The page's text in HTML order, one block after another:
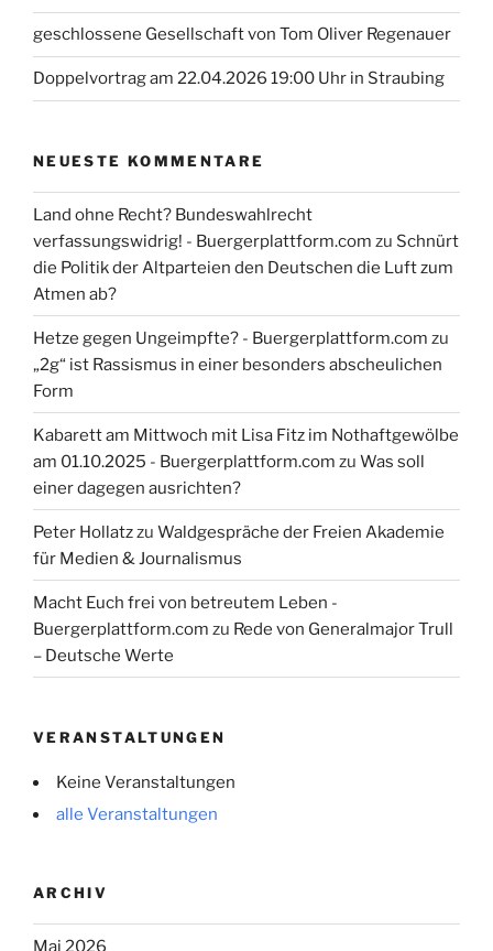
geschlossene Gesellschaft von Tom Oliver Regenauer
Doppelvortrag am 22.04.2026 19:00 Uhr in Straubing
NEUESTE KOMMENTARE
Land ohne Recht? Bundeswahlrecht
verfassungswidrig! - Buergerplattform.com zu Schnürt
die Politik der Altparteien den Deutschen die Luft zum
Atmen ab?
Hetze gegen Ungeimpfte? - Buergerplattform.com zu
„2g“ ist Rassismus in einer besonders abscheulichen
Form
Kabarett am Mittwoch mit Lisa Fitz im Nothaftgewölbe
am 01.10.2025 - Buergerplattform.com zu Was soll
einer dagegen ausrichten?
Peter Hollatzzu Waldgespräche der Freien Akademie
für Medien & Journalismus
Macht Euch frei von betreutem Leben -
Buergerplattform.com zu Rede von Generalmajor Trull
– Deutsche Werte
VERANSTALTUNGEN
Keine Veranstaltungen
alle Veranstaltungen
ARCHIV
Mai 2026